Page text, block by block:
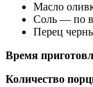
Масло
Соль — по
Перец
Время
Количество